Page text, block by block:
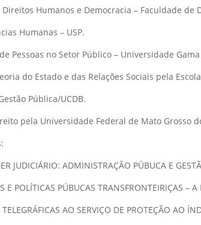
Direitos Humanos e Democracia – Faculdade
Humanas – USP.
Pessoas no Setor Público – Universidade
do Estado e das Relações Sociais pela
Pública/UCDB.
pela Universidade Federal de Mato Grosso
JUDICIÁRIO: ADMINISTRAÇÃO PÚBUCA E
E POLÍTICAS PÚBUCAS TRANSFRONTEIRIÇAS –
AO SERVIÇO DE PROTEÇÃO AO